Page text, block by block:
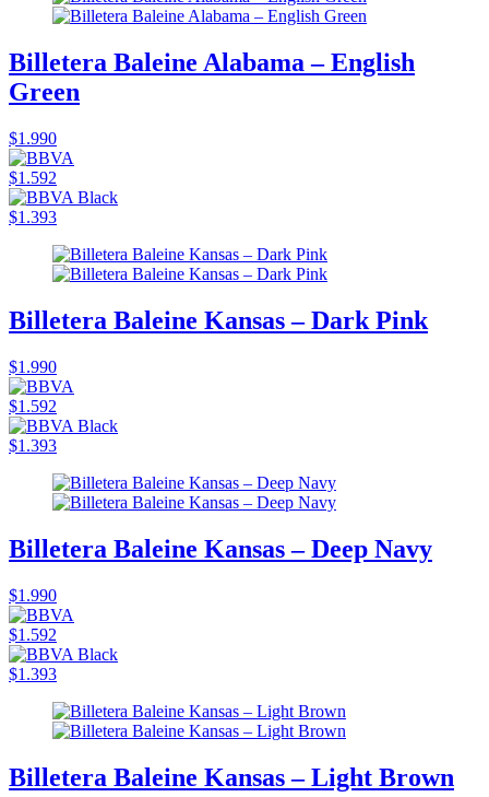
Billetera Baleine Alabama – English
Green
$1.990
$1.592
$1.393
Billetera Baleine Kansas – Dark Pink
$1.990
$1.592
$1.393
Billetera Baleine Kansas – Deep Navy
$1.990
$1.592
$1.393
Billetera Baleine Kansas – Light Brown